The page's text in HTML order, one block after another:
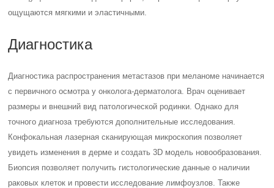
ощущаются мягкими и эластичными.
Диагностика
Диагностика распространения метастазов при меланоме начинается
с первичного осмотра у онколога-дерматолога. Врач оценивает
размеры и внешний вид патологической родинки. Однако для
точного диагноза требуются дополнительные исследования.
Конфокальная лазерная сканирующая микроскопия позволяет
увидеть изменения в дерме и создать 3D модель новообразования.
Биопсия позволяет получить гистологические данные о наличии
раковых клеток и провести исследование лимфоузлов. Также